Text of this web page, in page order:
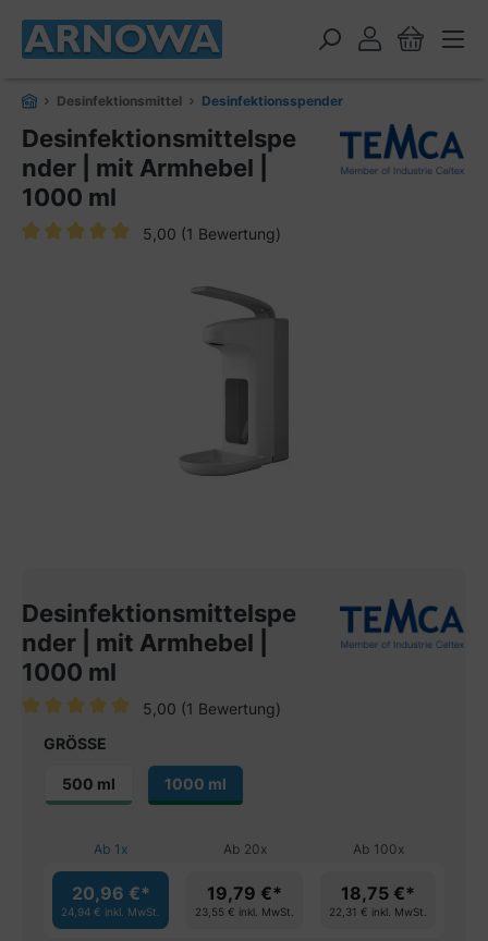
springen
Desinfektionsmittel Desinfektionsspender
Desinfektionsmittelspe
nder | mit Armhebel |
1000 ml
5,00 (1 Bewertung)
Desinfektionsmittelspe
nder | mit Armhebel |
1000 ml
5,00 (1 Bewertung)
GRÖSSE
500 ml 1000 ml
Ab 1 x
20,96 €*
24,94 € inkl. MwSt.
Ab 20x
19,79 €*
23,55 € inkl. MwSt.
Ab 100x
18,75 €*
22,31 € inkl. MwSt.